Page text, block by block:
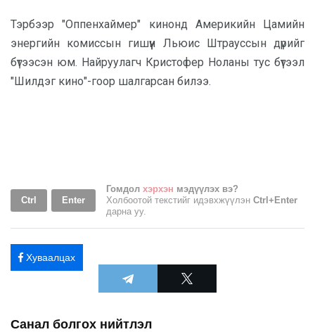
Тэрбээр "Оппенхаймер" кинонд Америкийн Цамийн
энергийн комиссын гишүүн Льюис Штрауссын дүрийг
бүтээсэн юм. Найруулагч Кристофер Ноланы тус бүтээл
"Шилдэг кино"-гоор шалгарсан билээ.
Ctrl Enter
Гомдол хэрхэн мэдүүлэх вэ?
Холбоотой текстийг идэвхжүүлэн Ctrl+Enter
дарна уу.
Хуваалцах
Санал болгох нийтлэл